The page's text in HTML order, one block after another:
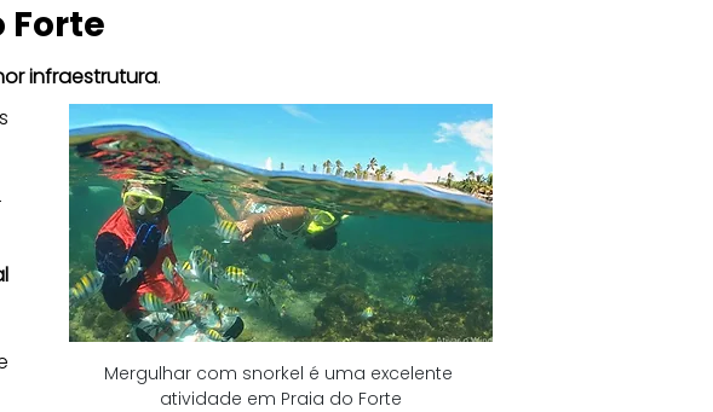
Forte
infraestrutura.
Mergulhar com snorkel é uma excelente
atividade em Praia do Forte